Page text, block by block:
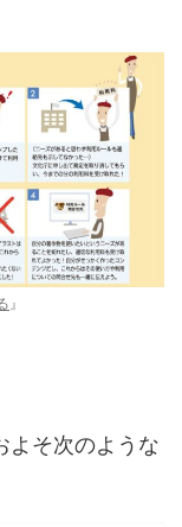
』
よそ次のような